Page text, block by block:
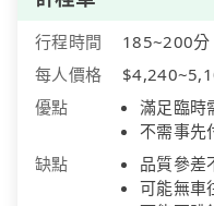
行程時間
185~200分
每人價格
優點
滿足臨時
不需事先
缺點
品質參差
可能無車